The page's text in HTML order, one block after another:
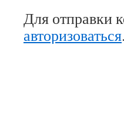
Для отправки
авторизоваться.